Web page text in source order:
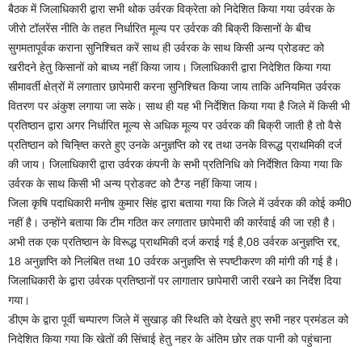
बैठक में जिलाधिकारी द्वारा सभी थोक उर्वरक विक्रेता को निदेशित किया गया उर्वरक के
जीरो टॉलरेंस नीति के तहत निर्धारित मूल्य पर उर्वरक की बिक्री किसानों के बीच
सुगमतापूर्वक कराना सुनिश्चित करें साथ ही उर्वरक के साथ किसी अन्य प्रोडक्ट को
खरीदने हेतु किसानों को बाध्य नहीं किया जाय। जिलाधिकारी द्वारा निदेशित किया गया
सीमावर्ती क्षेत्रों में लगातार छापेमारी करना सुनिश्चित किया जाय ताकि अनियमित उर्वरक
वितरण पर अंकुश लगाया जा सके। साथ ही यह भी निर्देशित किया गया है जिले में किसी भी
प्रतिष्ठान द्वारा अगर निर्धारित मूल्य से अधिक मूल्य पर उर्वरक की बिक्री जाती है तो वैसे
प्रतिष्ठान को चिन्ह्ति करते हुए उनके अनुज्ञप्ति को रद्द तथा उनके विरूद्ध प्राथमिकी दर्ज
की जाय। जिलाधिकारी द्वारा उर्वरक कंपनी के सभी प्रतिनिधि को निर्देशित किया गया कि
उर्वरक के साथ किसी भी अन्य प्रोडक्ट को टैग्ड नहीं किया जाय।
जिला कृषि पदाधिकारी मनीष कुमार सिंह द्वारा बताया गया कि जिले में उर्वरक की कोई कमी0
नहीं है। उन्होंने बताया कि टीम गठित कर लगातार छापेमारी की कार्रवाई की जा रही है।
अभी तक एक प्रतिष्ठान के विरूद्ध प्राथमिकी दर्ज कराई गई है,08 उर्वरक अनुज्ञप्ति रद्द,
18 अनुज्ञप्ति को निलंबित तथा 10 उर्वरक अनुज्ञप्ति से स्पष्टीकरण की मांगी की गई है।
जिलाधिकारी के द्वारा उर्वरक प्रतिष्ठानों पर लागातार छापेमारी जारी रखने का निर्देश दिया
गया।
डीएम के द्वारा पूर्वी चम्पारण जिले में सुखाड़ की स्थिति को देखते हुए सभी नहर प्रमंडल को
निदेशित किया गया कि खेतों की सिंचाई हेतु नहर के अंतिम छोर तक पानी को पहुंचाना